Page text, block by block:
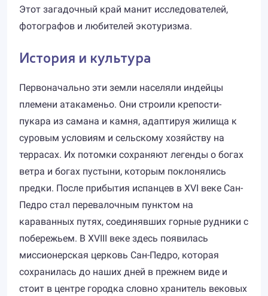
Этот загадочный край манит исследователей,
фотографов и любителей экотуризма.
История и культура
Первоначально эти земли населяли индейцы
племени атакаменьо. Они строили крепости-
пукара из самана и камня, адаптируя жилища к
суровым условиям и сельскому хозяйству на
террасах. Их потомки сохраняют легенды о богах
ветра и богах пустыни, которым поклонялись
предки. После прибытия испанцев в XVI веке Сан-
Педро стал перевалочным пунктом на
караванных путях, соединявших горные рудники с
побережьем. В XVIII веке здесь появилась
миссионерская церковь Сан-Педро, которая
сохранилась до наших дней в прежнем виде и
стоит в центре городка словно хранитель вековых